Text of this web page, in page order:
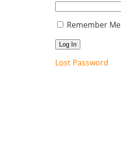
Remember Me
Lost Password